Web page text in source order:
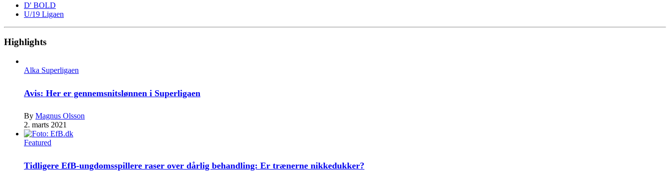
D' BOLD
U/19 Ligaen
Highlights
Alka Superligaen
Avis: Her er gennemsnitslønnen i Superligaen
By Magnus Olsson
2. marts 2021
Featured
Tidligere EfB-ungdomsspillere raser over dårlig behandling: Er trænerne nikkedukker?